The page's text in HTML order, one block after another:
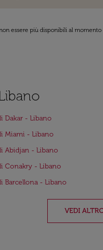
essere più disponibili al
Dakar - Libano
Miami - Libano
Abidjan - Libano
Conakry - Libano
Barcellona - Libano
VEDI